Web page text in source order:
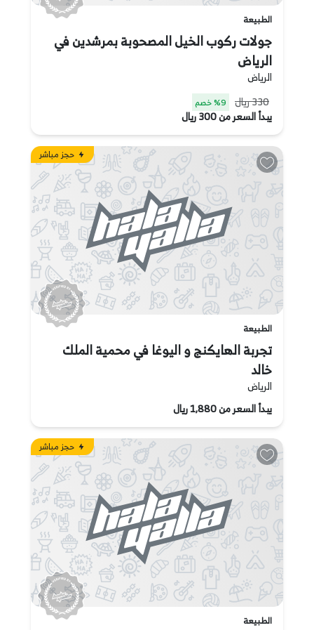
الطبيعة
جولات ركوب الخيل المصحوبة بمرشدين في
الرياض
الرياض
330 ريال
9% خصم
يبدأ السعر من 300 ريال
حجز مباشر
الطبيعة
تجربة الهايكنج و اليوغا في محمية الملك
خالد
الرياض
يبدأ السعر من 1,880 ريال
حجز مباشر
الطبيعة